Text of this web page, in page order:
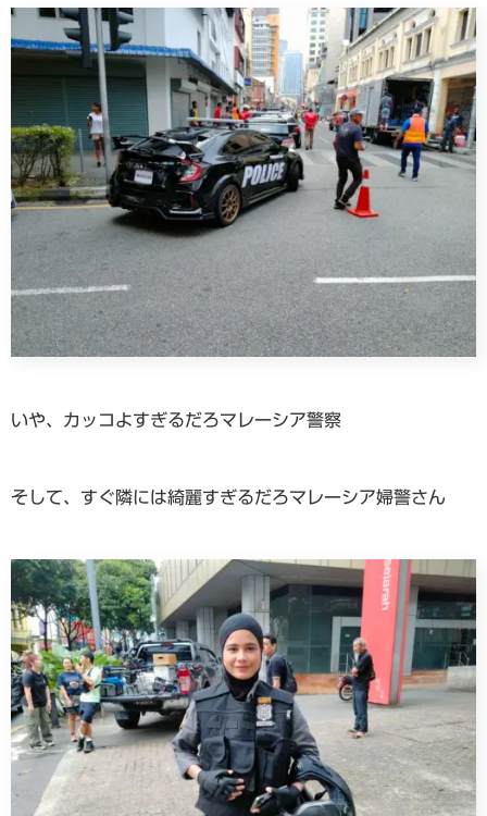
いや、カッコよすぎるだろマレーシア警察
そして、すぐ隣には綺麗すぎるだろマレーシア婦警さん